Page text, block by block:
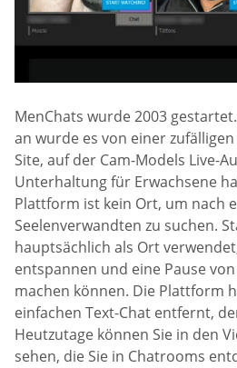
MenChats wurde 2003
an wurde es von einer
Site, auf der Cam-Models Live-
Unterhaltung für Erwachsene
Plattform ist kein Ort, um nach
Seelenverwandten zu suchen.
hauptsächlich als Ort
entspannen und eine Pause
machen können. Die Plattform
einfachen Text-Chat entfernt,
Heutzutage können Sie in den
sehen, die Sie in Chatrooms